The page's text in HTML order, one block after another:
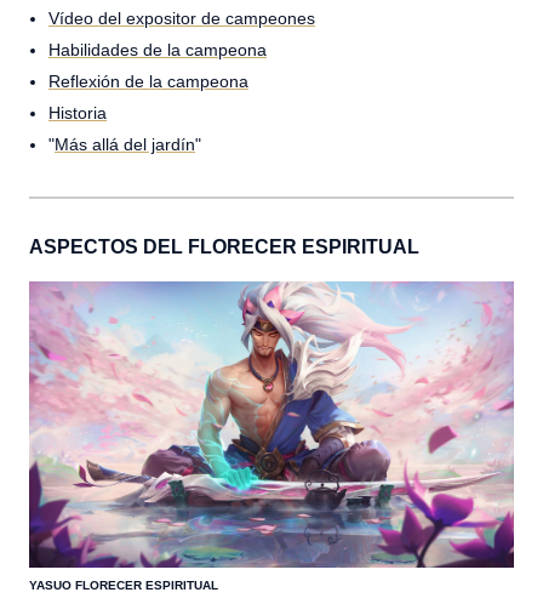
Vídeo del expositor de campeones
Habilidades de la campeona
Reflexión de la campeona
Historia
"Más allá del jardín"
ASPECTOS DEL FLORECER ESPIRITUAL
YASUO FLORECER ESPIRITUAL